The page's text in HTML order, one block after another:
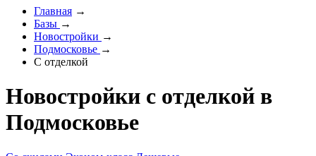
Главная →
Базы →
Новостройки →
Подмосковье →
С отделкой
Новостройки с отделкой в
Подмосковье